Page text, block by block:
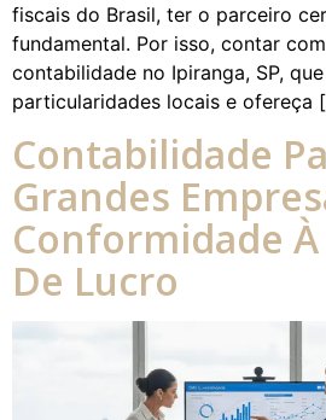
fiscais do Brasil, ter o parceiro
fundamental. Por isso, contar
contabilidade no Ipiranga, SP,
particularidades locais e ofereça
Contabilidade
Grandes
Conformidade
De Lucro